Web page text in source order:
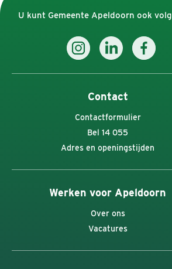
U kunt Gemeente Apeldoorn ook
Contact
Contactformulier
Bel 14 055
Adres en openingstijden
Werken voor Apeldoorn
Over ons
Vacatures